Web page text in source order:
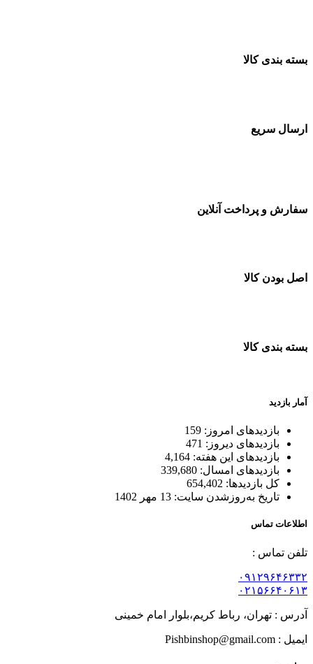
بسته بندی کالا
ارسال سریع
سفارش و پرداخت آنلاین
اصل بودن کالا
بسته بندی کالا
آمار بازدید
بازدیدهای امروز: 159
بازدیدهای دیروز: 471
بازدیدهای این هفته: 4,164
بازدیدهای امسال: 339,680
کل بازدیدها: 654,402
تاریخ به‌روزشدن سایت: 13 مهر 1402
اطلاعات تماس
تلفن تماس :
۰۹۱۲۹۶۴۶۳۳۲
۰۲۱۵۶۶۴۰۶۱۳
آدرس : تهران، رباط کریم،بلوار امام خمینی
ایمیل : Pishbinshop@gmail.com